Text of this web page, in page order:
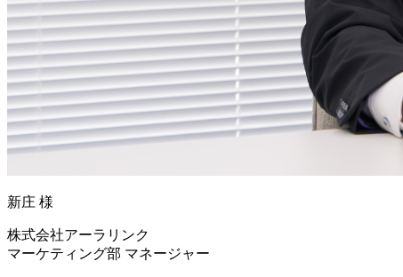
新庄 様
株式会社アーラリンク
マーケティング部 マネージャー